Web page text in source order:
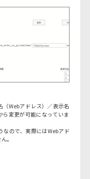
（Webアドレス）／表示名
ら変更が可能になっていま
ので、実際にはWebアド
。